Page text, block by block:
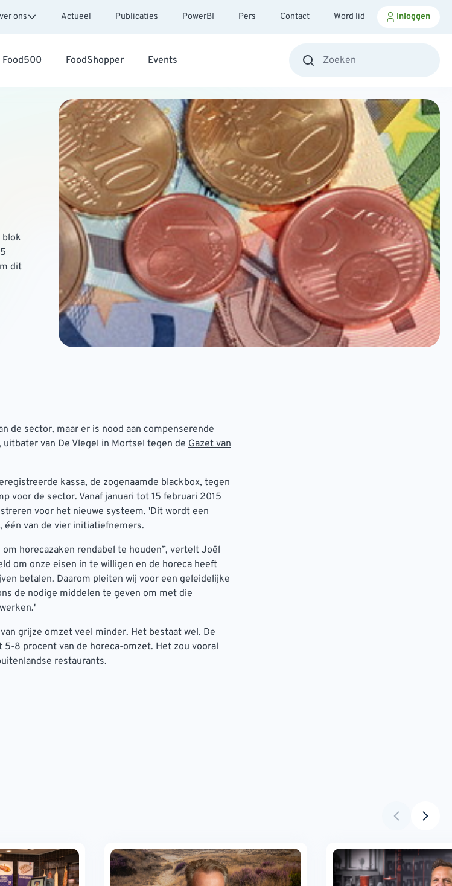
ons Actueel Publicaties PowerBI Pers Contact Word lid Inloggen
Food500 FoodShopper Events
blok
dit
de sector, maar er is nood aan compenserende
van De Vlegel in Mortsel tegen de Gazet van
kassa, de zogenaamde blackbox, tegen
voor de sector. Vanaf januari tot 15 februari 2015
voor het nieuwe systeem. 'Dit wordt een
één van de vier initiatiefnemers.
horecazaken rendabel te houden”, vertelt Joël
om onze eisen in te willigen en de horeca heeft
betalen. Daarom pleiten wij voor een geleidelijke
de nodige middelen te geven om met die
grijze omzet veel minder. Het bestaat wel. De
8 procent van de horeca-omzet. Het zou vooral
restaurants.